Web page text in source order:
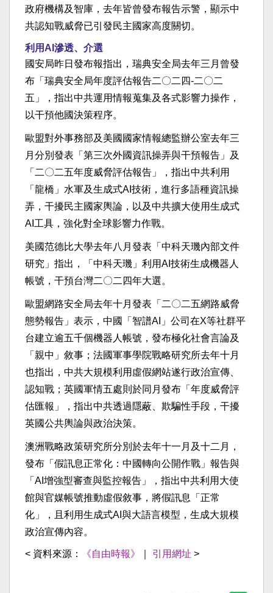
政府機構及智庫，去年皆曾發布報告示警，顯示中
共認知戰威脅已引發民主國家高度關切。
利用AI滲透、介選
國安局昨日發布報指出，瑞典安全局去年三月曾發
布「瑞典安全局年度評估報告二〇二四-二〇二
五」，指出中共運用情報蒐集及各式影響力操作，
以干預他國決策程序。
歐盟對外事務部及美國國家情報總監辦公室去年三
月分別發表「第三次外國資訊操弄與干預報告」及
「二〇二五年度威脅評估報告」，指出中共利用
「龍橋」水軍及生成式AI技術，進行多語種資訊操
弄，干擾民主國家輿論，以及中共擴大使用生成式
AI工具，強化對全球影響力作戰。
美國范德比大學去年八月發表「中科天璣內部文件
研究」指出，「中科天璣」利用AI技術生成機器人
帳號，干預台灣二〇二四年大選。
歐盟網路安全局去年十月發表「二〇二五網路威脅
態勢報告」表示，中國「智譜AI」公司在X等社群平
台建立逾五千個機器人帳號，發布極化社會言論及
「親中」敘事；法國軍事學院戰略研究所去年十月
也指出，中共大規模利用虛假網站遂行政治宣傳、
認知戰；英國軍情五處則於同月發布「年度威脅評
估匯報」，指出中共透過隱蔽、欺騙性手段，干擾
英國公共輿論與政治決策。
澳洲戰略政策研究所分別於去年十一月及十二月，
發布「假訊息正常化：中國轉向公開作戰」報告與
「AI增強型審查與監控報告」，指出中共利用大使
館與官媒帳號推動虛假敘事，將假訊息「正常
化」，且利用生成式AI與大語言模型，生成大規模
政治宣傳內容。
< 資料來源： 《自由時報》 引用網址 >